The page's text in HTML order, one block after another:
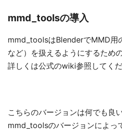
mmd_toolsの導入
mmd_toolsはBlenderでMMD用
など）を扱えるようにするため
詳しくは公式のwiki参照してくだ
こちらのバージョンは何でも良
mmd_toolsのバージョンによっ